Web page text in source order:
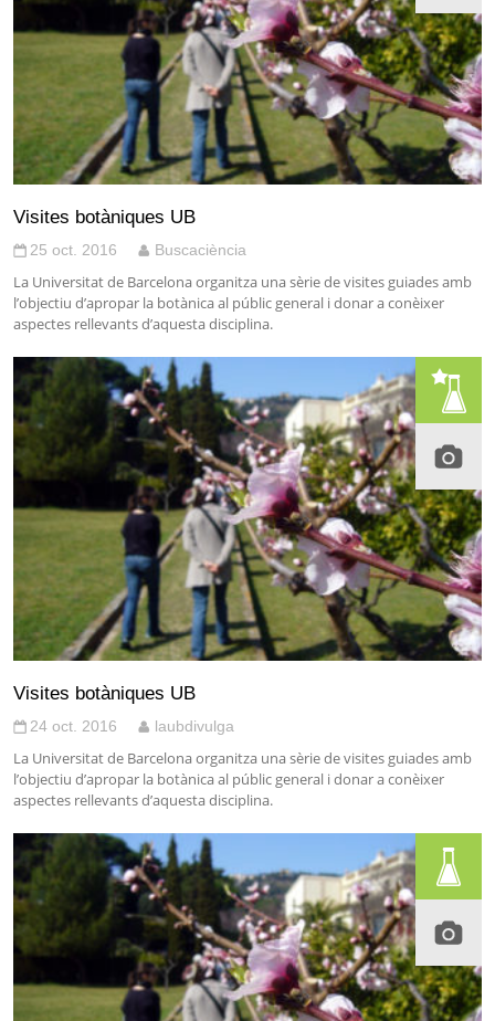
Visites botàniques UB
25 oct. 2016 Buscaciència
La Universitat de Barcelona organitza una sèrie de visites guiades amb
l’objectiu d’apropar la botànica al públic general i donar a conèixer
aspectes rellevants d’aquesta disciplina.
Visites botàniques UB
24 oct. 2016 laubdivulga
La Universitat de Barcelona organitza una sèrie de visites guiades amb
l’objectiu d’apropar la botànica al públic general i donar a conèixer
aspectes rellevants d’aquesta disciplina.